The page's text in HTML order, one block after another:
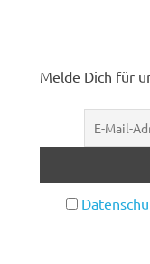
Melde Dich für